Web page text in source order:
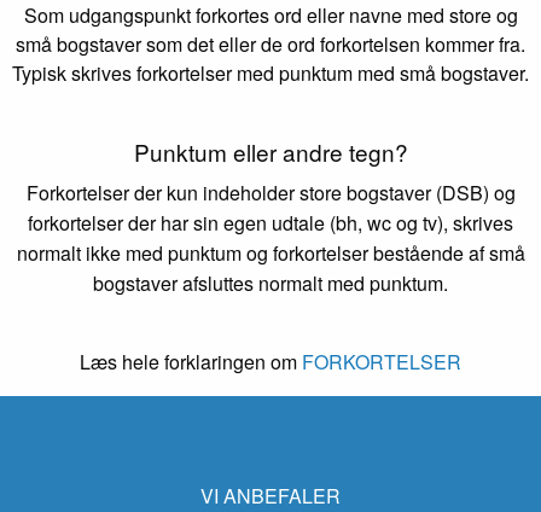
Som udgangspunkt forkortes ord eller navne med store og
små bogstaver som det eller de ord forkortelsen kommer fra.
Typisk skrives forkortelser med punktum med små bogstaver.
Punktum eller andre tegn?
Forkortelser der kun indeholder store bogstaver (DSB) og
forkortelser der har sin egen udtale (bh, wc og tv), skrives
normalt ikke med punktum og forkortelser bestående af små
bogstaver afsluttes normalt med punktum.
Læs hele forklaringen om FORKORTELSER
VI ANBEFALER